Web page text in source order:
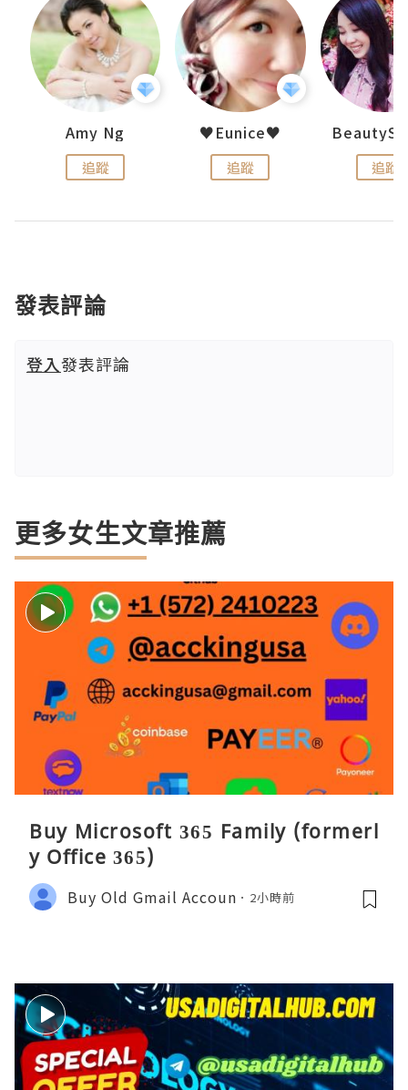
Amy Ng
追蹤
♥Eunice♥
追蹤 追蹤
發表評論
登入發表評論
更多女生文章推薦
Buy Microsoft 365 Family (formerl
y Office 365)
Buy Old Gmail Accoun 2小時前